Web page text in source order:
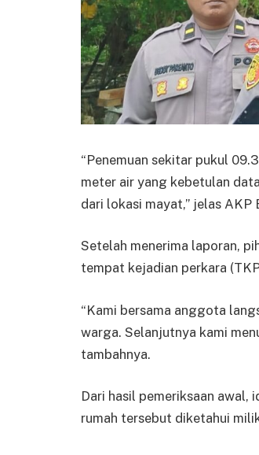
“Penemuan sekitar pukul
meter air yang kebetulan
dari lokasi mayat,” jelas AKP
Setelah menerima laporan,
tempat kejadian perkara
“Kami bersama anggota
warga. Selanjutnya kami
tambahnya.
Dari hasil pemeriksaan
rumah tersebut diketahui